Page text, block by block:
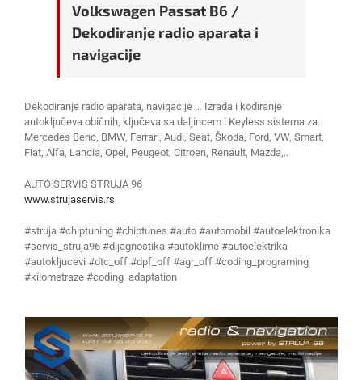
Volkswagen Passat B6 /
Dekodiranje radio aparata i
navigacije
Dekodiranje radio aparata, navigacije … Izrada i kodiranje
autoključeva običnih, ključeva sa daljincem i Keyless sistema za:
Mercedes Benc, BMW, Ferrari, Audi, Seat, Škoda, Ford, VW, Smart,
Fiat, Alfa, Lancia, Opel, Peugeot, Citroen, Renault, Mazda,..
AUTO SERVIS STRUJA 96
www.strujaservis.rs
#struja #chiptuning #chiptunes #auto #automobil #autoelektronika
#servis_struja96 #dijagnostika #autoklime #autoelektrika
#autokljucevi #dtc_off #dpf_off #agr_off #coding_programing
#kilometraze #coding_adaptation